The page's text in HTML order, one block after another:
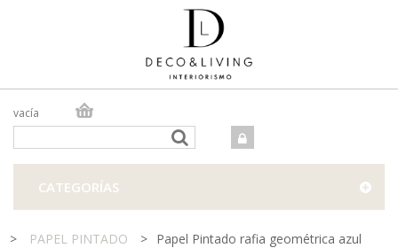
vacía
TIENDA FÍSICA
CATEGORÍAS
> PAPEL PINTADO > Papel Pintado rafia geométrica azul